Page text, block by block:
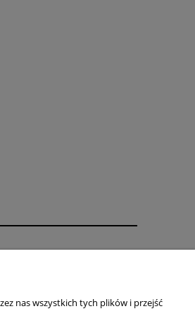
nas wszystkich tych plików i przejść